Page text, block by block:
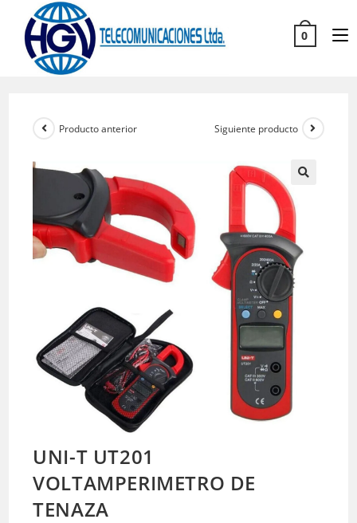
0
Producto anterior Siguiente producto
UNI-T UT201
VOLTAMPERIMETRO DE
TENAZA